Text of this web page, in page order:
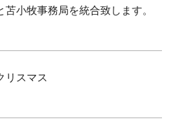
苫小牧事務局を統合致します。
リスマス